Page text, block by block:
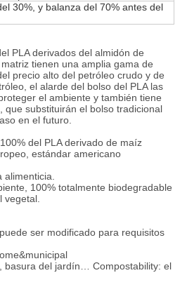
30%, y balanza del 70% antes del
PLA derivados del almidón de
tienen una amplia gama de
precio alto del petróleo crudo y de
el alarde del bolso del PLA las
el ambiente y también tiene
que substituirán el bolso tradicional
en el futuro.
del PLA derivado de maíz
estándar americano
alimenticia.
100% totalmente biodegradable
vegetal.
ser modificado para requisitos
basura del jardín… Compostability: el